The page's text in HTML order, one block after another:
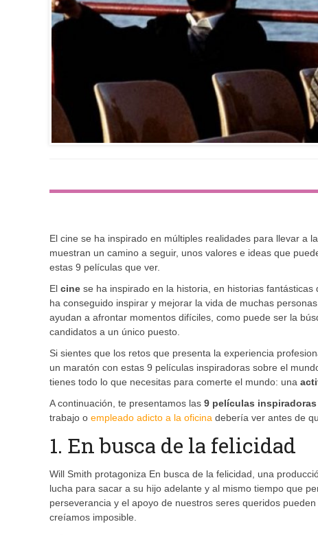
El cine se ha inspirado en múltiples realidades para llevar a
muestran un camino a seguir, unos valores e ideas que
estas 9 películas que ver.
El cine se ha inspirado en la historia, en historias
ha conseguido inspirar y mejorar la vida de muchas
ayudan a afrontar momentos difíciles, como puede ser la
candidatos a un único puesto.
Si sientes que los retos que presenta la experiencia
un maratón con estas 9 películas inspiradoras sobre el
tienes todo lo que necesitas para comerte el mundo: una
A continuación, te presentamos las 9 películas inspiradoras
trabajo o empleado adicto a la oficina debería ver antes de
1. En busca de la felicidad
Will Smith protagoniza En busca de la felicidad, una
lucha para sacar a su hijo adelante y al mismo tiempo que
perseverancia y el apoyo de nuestros seres queridos
creíamos imposible.